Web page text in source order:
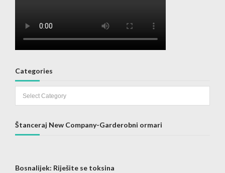
Categories
Štanceraj New Company-Garderobni ormari
Bosnalijek: Riješite se toksina